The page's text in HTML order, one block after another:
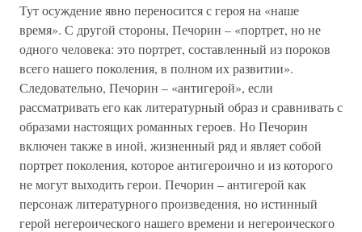
Тут осуждение явно переносится с героя на «наше
время». С другой стороны, Печорин – «портрет, но не
одного человека: это портрет, составленный из пороков
всего нашего поколения, в полном их развитии».
Следовательно, Печорин – «антигерой», если
рассматривать его как литературный образ и сравнивать с
образами настоящих романных героев. Но Печорин
включен также в иной, жизненный ряд и являет собой
портрет поколения, которое антигероично и из которого
не могут выходить герои. Печорин – антигерой как
персонаж литературного произведения, но истинный
герой негероического нашего времени и негероического